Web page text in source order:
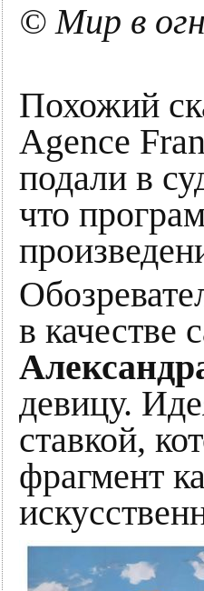
© Мир в
Похожий
Agence
подали в
что
в качестве
девицу.
ставкой,
фрагмент